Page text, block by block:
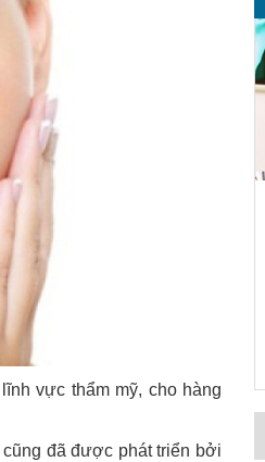
vực thẩm mỹ, cho hàng
đã được phát triển bởi